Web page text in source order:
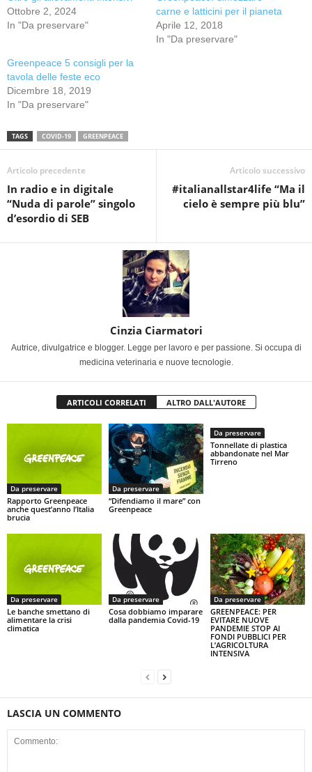
Ottobre 2, 2024
In "Da preservare"
carne e latticini per il pianeta
Aprile 12, 2018
In "Da preservare"
Greenpeace 5 consigli per la
tavola delle feste eco
Dicembre 18, 2019
In "Da preservare"
TAGS COVID-19 GREENPEACE
Articolo precedente
In radio e in digitale
“Nuda di parole” singolo
d’esordio di SEB
Articolo successivo
#italianallstar4life “Ma il
cielo è sempre più blu”
Cinzia Ciarmatori
Autrice, divulgatrice e blogger. Legge per lavoro e per passione. Si occupa di
medicina veterinaria e nuove tecnologie.
ARTICOLI CORRELATI ALTRO DALL'AUTORE
Da preservare
Rapporto Greenpeace
anche quest’anno l’Italia
brucia
Da preservare
“Difendiamo il mare” con
Greenpeace
Da preservare
Tonnellate di plastica
abbandonate nel Mar
Tirreno
Da preservare
Le banche smettano di
alimentare la crisi
climatica
Da preservare
Cosa dobbiamo imparare
dalla pandemia Covid-19
Da preservare
GREENPEACE: PER
EVITARE NUOVE
PANDEMIE STOP AI
FONDI PUBBLICI PER
L’AGRICOLTURA
INTENSIVA
LASCIA UN COMMENTO